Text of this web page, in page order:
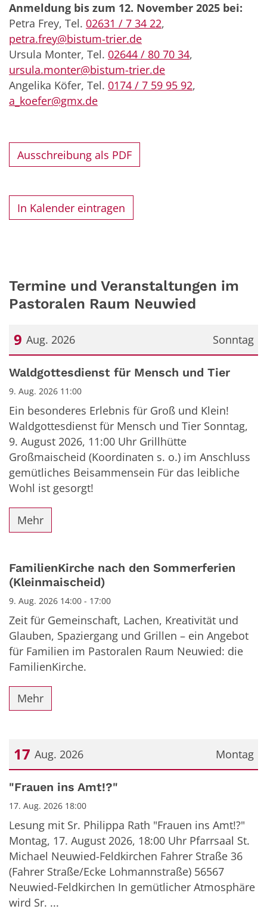
Anmeldung bis zum 12. November 2025 bei:
Petra Frey, Tel. 02631 / 7 34 22,
petra.frey@bistum-trier.de
Ursula Monter, Tel. 02644 / 80 70 34,
ursula.monter@bistum-trier.de
Angelika Köfer, Tel. 0174 / 7 59 95 92,
a_koefer@gmx.de
Ausschreibung als PDF
In Kalender eintragen
Termine und Veranstaltungen im
Pastoralen Raum Neuwied
Sonntag
9 Aug. 2026
Datum: 9. August 2026
Waldgottesdienst für Mensch und Tier
9. Aug. 2026 11:00
Ein besonderes Erlebnis für Groß und Klein!
Waldgottesdienst für Mensch und Tier Sonntag,
9. August 2026, 11:00 Uhr Grillhütte
Großmaischeid (Koordinaten s. o.) im Anschluss
gemütliches Beisammensein Für das leibliche
Wohl ist gesorgt!
Mehr
FamilienKirche nach den Sommerferien
(Kleinmaischeid)
9. Aug. 2026 14:00 - 17:00
Zeit für Gemeinschaft, Lachen, Kreativität und
Glauben, Spaziergang und Grillen – ein Angebot
für Familien im Pastoralen Raum Neuwied: die
FamilienKirche.
Mehr
Montag
17 Aug. 2026
Datum: 17. August 2026
"Frauen ins Amt!?"
17. Aug. 2026 18:00
Lesung mit Sr. Philippa Rath "Frauen ins Amt!?"
Montag, 17. August 2026, 18:00 Uhr Pfarrsaal St.
Michael Neuwied-Feldkirchen Fahrer Straße 36
(Fahrer Straße/Ecke Lohmannstraße) 56567
Neuwied-Feldkirchen In gemütlicher Atmosphäre
wird Sr. ...